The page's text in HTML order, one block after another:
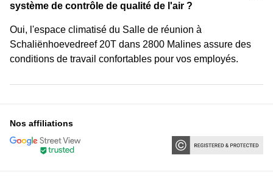
système de contrôle de qualité de l'air ?
Oui, l'espace climatisé du Salle de réunion à
Schaliënhoevedreef 20T dans 2800 Malines assure des
conditions de travail confortables pour vos employés.
Nos affiliations